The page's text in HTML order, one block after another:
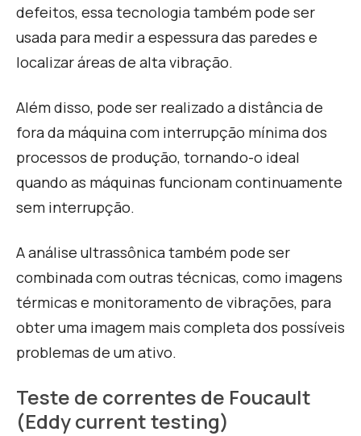
defeitos, essa tecnologia também pode ser
usada para medir a espessura das paredes e
localizar áreas de alta vibração.
Além disso, pode ser realizado a distância de
fora da máquina com interrupção mínima dos
processos de produção, tornando-o ideal
quando as máquinas funcionam continuamente
sem interrupção.
A análise ultrassônica também pode ser
combinada com outras técnicas, como imagens
térmicas e monitoramento de vibrações, para
obter uma imagem mais completa dos possíveis
problemas de um ativo.
Teste de correntes de Foucault
(Eddy current testing)